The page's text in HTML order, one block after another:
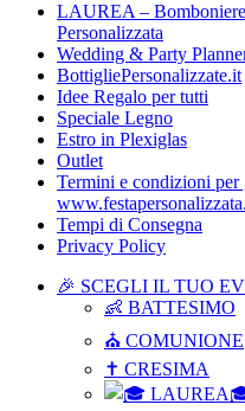
LAUREA – Bomboniere
Personalizzata
Wedding & Party
BottigliePersonalizzate.it
Idee Regalo per tutti
Speciale Legno
Estro in Plexiglas
Outlet
Termini e condizioni per
Tempi di Consegna
Privacy Policy
🎉 SCEGLI IL TUO
👶 BATTESIMO
⛪ COMUNIONE
✝ CRESIMA